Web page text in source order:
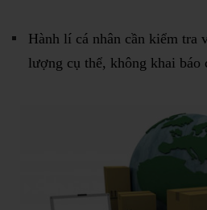
Hành lí cá nhân cần kiểm tra
lượng cụ thể, không khai báo